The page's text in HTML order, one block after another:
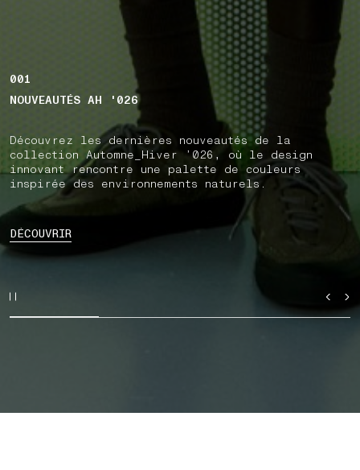
001
NOUVEAUTÉS AH '026
Découvrez les dernières nouveautés de la
collection Automne_Hiver ’026, où le design
innovant rencontre une palette de couleurs
inspirée des environnements naturels.
DÉCOUVRIR